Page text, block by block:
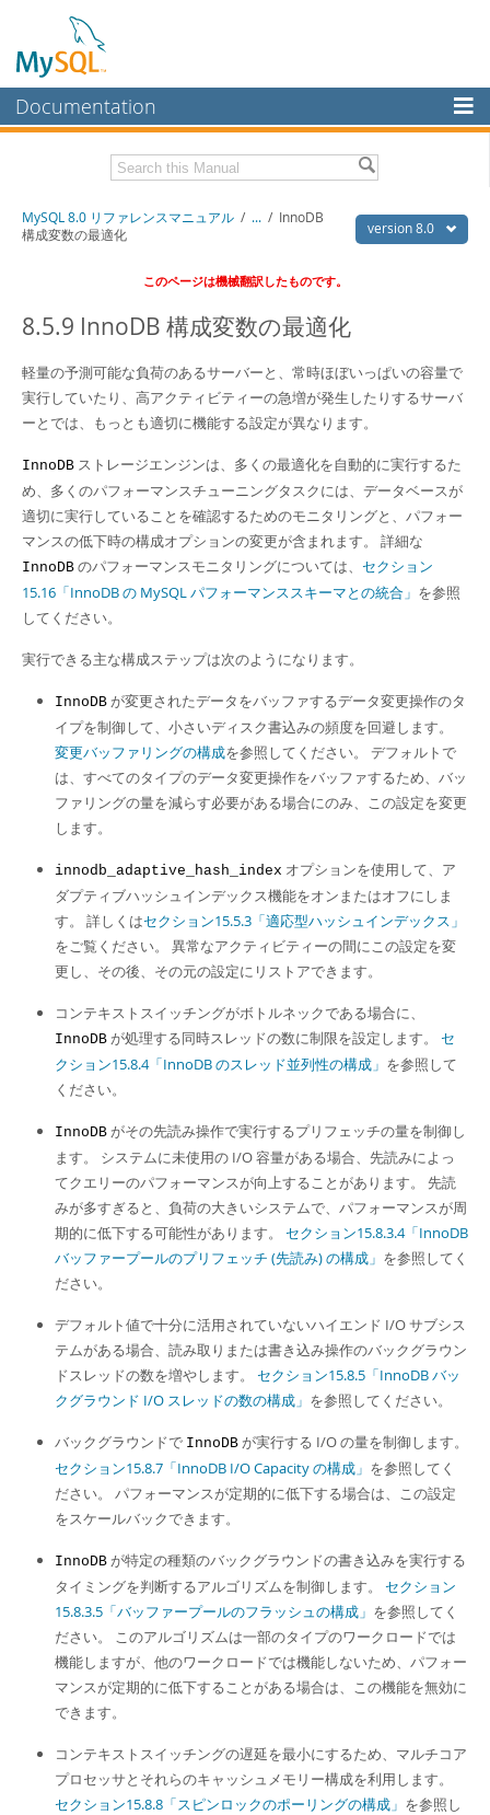
Documentation
MySQL Enterprise
Workbench
Connectors
More
MySQL.com
Downloads
Developer Zone
Download this Manual version 8.0
MySQL 8.0 リファレンスマニュアル / ... / InnoDB
構成変数の最適化
このページは機械翻訳したものです。
8.5.9 InnoDB 構成変数の最適化
軽量の予測可能な負荷のあるサーバーと、常時ほぼいっぱいの容量で
実行していたり、高アクティビティーの急増が発生したりするサーバ
ーとでは、もっとも適切に機能する設定が異なります。
InnoDB ストレージエンジンは、多くの最適化を自動的に実行するた
め、多くのパフォーマンスチューニングタスクには、データベースが
適切に実行していることを確認するためのモニタリングと、パフォー
マンスの低下時の構成オプションの変更が含まれます。 詳細な
InnoDB のパフォーマンスモニタリングについては、 セクション
15.16「InnoDB の MySQL パフォーマンススキーマとの統合」 を参照
してください。
実行できる主な構成ステップは次のようになります。
InnoDB が変更されたデータをバッファするデータ変更操作のタ
イプを制御して、小さいディスク書込みの頻度を回避します。
変更バッファリングの構成を参照してください。 デフォルトで
は、すべてのタイプのデータ変更操作をバッファするため、バッ
ファリングの量を減らす必要がある場合にのみ、この設定を変更
します。
innodb_adaptive_hash_index オプションを使用して、ア
ダプティブハッシュインデックス機能をオンまたはオフにしま
す。 詳しくはセクション15.5.3「適応型ハッシュインデックス」
をご覧ください。 異常なアクティビティーの間にこの設定を変
更し、その後、その元の設定にリストアできます。
コンテキストスイッチングがボトルネックである場合に、
InnoDB が処理する同時スレッドの数に制限を設定します。 セ
クション15.8.4「InnoDB のスレッド並列性の構成」 を参照して
ください。
InnoDB がその先読み操作で実行するプリフェッチの量を制御し
ます。 システムに未使用の I/O 容量がある場合、先読みによっ
てクエリーのパフォーマンスが向上することがあります。 先読
みが多すぎると、負荷の大きいシステムで、パフォーマンスが周
期的に低下する可能性があります。 セクション15.8.3.4「InnoDB
バッファープールのプリフェッチ (先読み) の構成」 を参照してく
ださい。
デフォルト値で十分に活用されていないハイエンド I/O サブシス
テムがある場合、読み取りまたは書き込み操作のバックグラウン
ドスレッドの数を増やします。 セクション15.8.5「InnoDB バッ
クグラウンド I/O スレッドの数の構成」 を参照してください。
バックグラウンドで InnoDB が実行する I/O の量を制御します。
セクション15.8.7「InnoDB I/O Capacity の構成」 を参照してく
ださい。 パフォーマンスが定期的に低下する場合は、この設定
をスケールバックできます。
InnoDB が特定の種類のバックグラウンドの書き込みを実行する
タイミングを判断するアルゴリズムを制御します。 セクション
15.8.3.5「バッファープールのフラッシュの構成」 を参照してく
ださい。 このアルゴリズムは一部のタイプのワークロードでは
機能しますが、他のワークロードでは機能しないため、パフォー
マンスが定期的に低下することがある場合は、この機能を無効に
できます。
コンテキストスイッチングの遅延を最小にするため、マルチコア
プロセッサとそれらのキャッシュメモリー構成を利用します。
セクション15.8.8「スピンロックのポーリングの構成」 を参照し